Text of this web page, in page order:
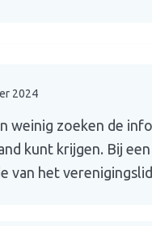
2024
weinig zoeken de
kunt krijgen. Bij
van het